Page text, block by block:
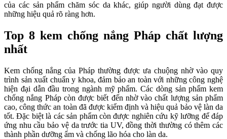
của các sản phẩm chăm sóc da khác, giúp người dùng đạt được
những hiệu quả rõ ràng hơn.
Top 8 kem chống nắng Pháp chất lượng
nhất
Kem chống nắng của Pháp thường được ưa chuộng nhờ vào quy
trình sản xuất chuẩn y khoa, đảm bảo an toàn với những công nghệ
hiện đại dẫn đầu trong ngành mỹ phẩm. Các dòng sản phẩm kem
chống nắng Pháp còn được biết đến nhờ vào chất lượng sản phẩm
cao, công thức an toàn đã được kiểm định và hiệu quả bảo vệ làn da
tốt. Đặc biệt là các sản phẩm còn được nghiên cứu kỹ lưỡng để đáp
ứng nhu cầu bảo vệ da trước tia UV, đồng thời thường có thêm các
thành phần dưỡng ẩm và chống lão hóa cho làn da.